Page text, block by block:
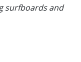
surfboards and